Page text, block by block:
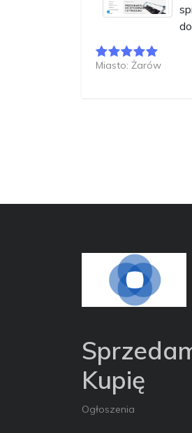
Miasto: Żarów
Kupię
Ogłoszenia